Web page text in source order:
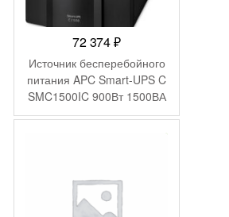
72 374₽
Источник бесперебойного
питания APC Smart-UPS C
SMC1500IC 900Вт 1500ВА
черный